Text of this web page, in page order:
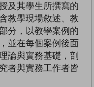
及其學生所撰寫的
教學現場敘述、教
分，以教學案例的
並在每個案例後面
論與實務基礎，剖
者與實務工作者皆